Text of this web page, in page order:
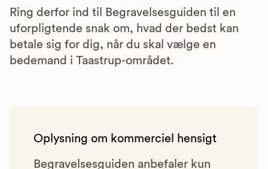
Ring derfor ind til Begravelsesguiden til en
uforpligtende snak om, hvad der bedst kan
betale sig for dig, når du skal vælge en
bedemand i Taastrup-området.
Oplysning om kommerciel hensigt
Begravelsesguiden anbefaler kun